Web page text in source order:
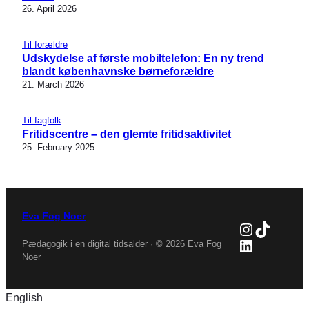
26. April 2026
Til forældre
Udskydelse af første mobiltelefon: En ny trend
blandt københavnske børneforældre
21. March 2026
Til fagfolk
Fritidscentre – den glemte fritidsaktivitet
25. February 2025
Eva Fog Noer
Pædagogik i en digital tidsalder · © 2026 Eva Fog
Noer
TikTok
LinkedIn
English